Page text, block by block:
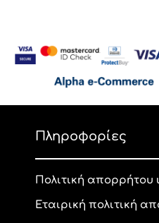
Πληροφορίες
Πολιτική απορρήτου
Εταιρική πολιτική